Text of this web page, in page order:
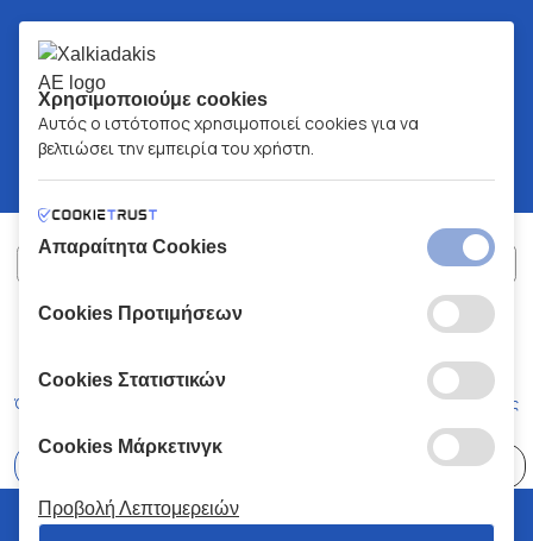
ΧΑΛΚΙΑΔΑΚΗΣ Α.Ε.
Όροι και Προϋποθέσεις Κώδικας Δεοντολογίας
© 2026 Χαλκιαδάκης all rights reserved
Χρησιμοποιούμε cookies
Αυτός ο ιστότοπος χρησιμοποιεί cookies για να
βελτιώσει την εμπειρία του χρήστη.
Απαραίτητα Cookies
Cookies Προτιμήσεων
Cookies Στατιστικών
Cookies Μάρκετινγκ
Προβολή Λεπτομερειών